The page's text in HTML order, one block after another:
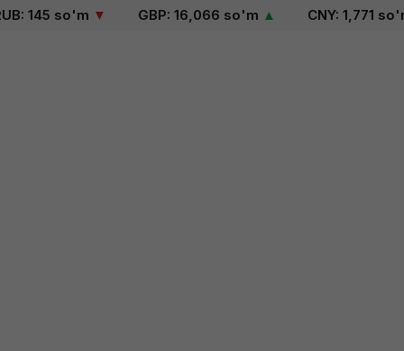
145 so'm▼ GBP: 16,066 so'm▲ CNY: 1,771 so'm